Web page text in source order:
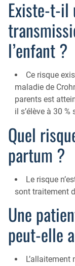
Existe-t-il
l’enfant ?
Ce risque
maladie de
parents est
il s’élève à 30
Quel
partum ?
Le risque
sont traitement
Une
peut-elle
L’allaitement